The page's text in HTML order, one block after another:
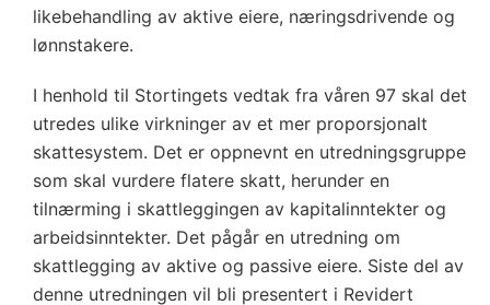
likebehandling av aktive eiere, næringsdrivende og
lønnstakere.
I henhold til Stortingets vedtak fra våren 97 skal det
utredes ulike virkninger av et mer proporsjonalt
skattesystem. Det er oppnevnt en utredningsgruppe
som skal vurdere flatere skatt, herunder en
tilnærming i skattleggingen av kapitalinntekter og
arbeidsinntekter. Det pågår en utredning om
skattlegging av aktive og passive eiere. Siste del av
denne utredningen vil bli presentert i Revidert